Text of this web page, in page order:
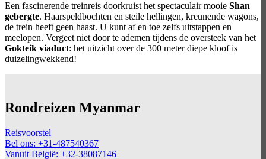
Een fascinerende treinreis doorkruist het spectaculair mooie Shan
gebergte. Haarspeldbochten en steile hellingen, kreunende wagons,
de trein heeft geen haast. U kunt af en toe zelfs uitstappen en
meelopen. Vergeet niet door te ademen tijdens de oversteek van het
Gokteik viaduct: het uitzicht over de 300 meter diepe kloof is
duizelingwekkend!
Rondreizen Myanmar
Reisvoorstel
Bel ons: +31-487540367
Vanuit België: +32-38087146